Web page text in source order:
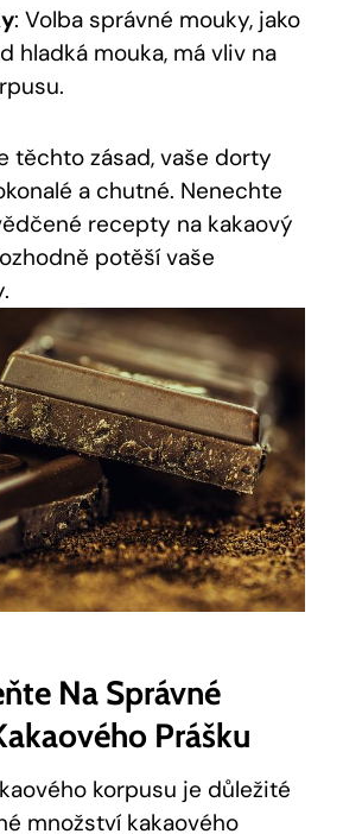
: Volba ⁣správné mouky, jako
⁤hladká mouka, má vliv na
těchto zásad, vaše ​dorty
a chutné.‍ Nenechte
‍recepty na kakaový
potěší vaše⁢
Na Správné
Prášku
korpusu je důležité
množství kakaového